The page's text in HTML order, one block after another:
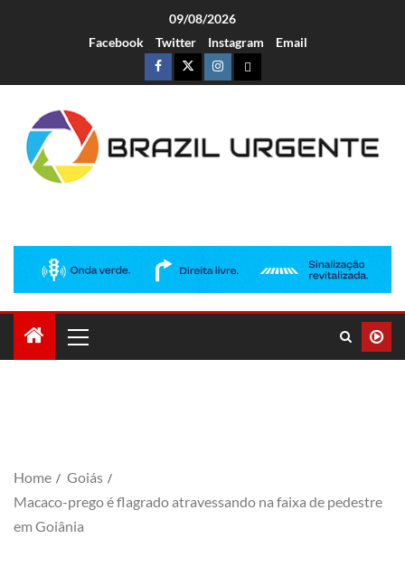
09/08/2026
Facebook
Twitter Instagram Email
Home
Goiás
Macaco-prego é flagrado atravessando na faixa de pedestre
em Goiânia